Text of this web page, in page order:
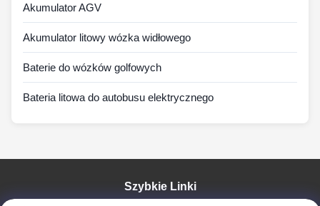
Akumulator AGV
Akumulator litowy wózka widłowego
Baterie do wózków golfowych
Bateria litowa do autobusu elektrycznego
Szybkie Linki